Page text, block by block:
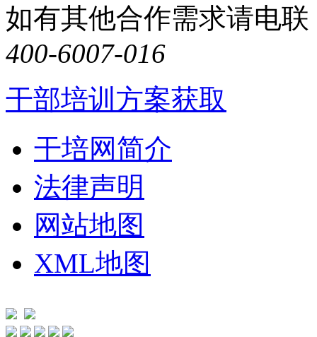
如有其他合作需求请电联
400-6007-016
干部培训方案获取
干培网简介
法律声明
网站地图
XML地图